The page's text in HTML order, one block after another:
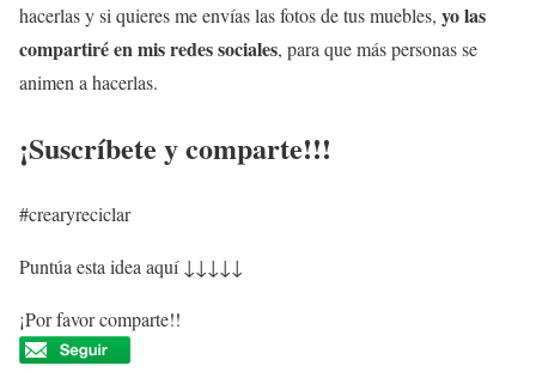
hacerlas y si quieres me envías las fotos de tus muebles, yo las
compartiré en mis redes sociales, para que más personas se
animen a hacerlas.
¡Suscríbete y comparte!!!
#crearyreciclar
Puntúa esta idea aquí ↓↓↓↓↓
¡Por favor comparte!!